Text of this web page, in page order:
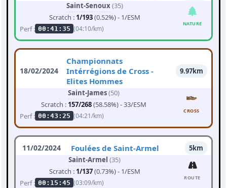
Saint-Senoux(35)
Scratch : 1/193(0.52%) - 1/ESM
Perf : 00:41:35 (04:10/km)
NATURE
18/02/2024
Championnats
Intérrégions de Cross -
Elites Hommes
9.97km
Saint-James(50)
Scratch : 157/268(58.58%) - 33/ESM
Perf : 00:43:25 (04:21/km)
CROSS
11/02/2024 Foulées de Saint-Armel
5km
Saint-Armel (35)
Scratch : 1/137(0.73%) - 1/ESM
Perf : 00:15:45 (03:09/km)
ROUTE